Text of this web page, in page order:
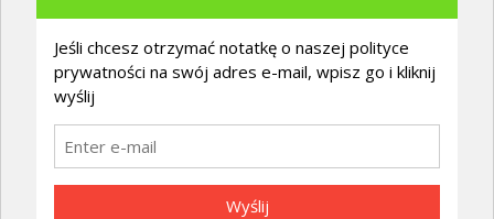
Jeśli chcesz otrzymać notatkę o naszej polityce
prywatności na swój adres e-mail, wpisz go i kliknij
wyślij
Wyślij